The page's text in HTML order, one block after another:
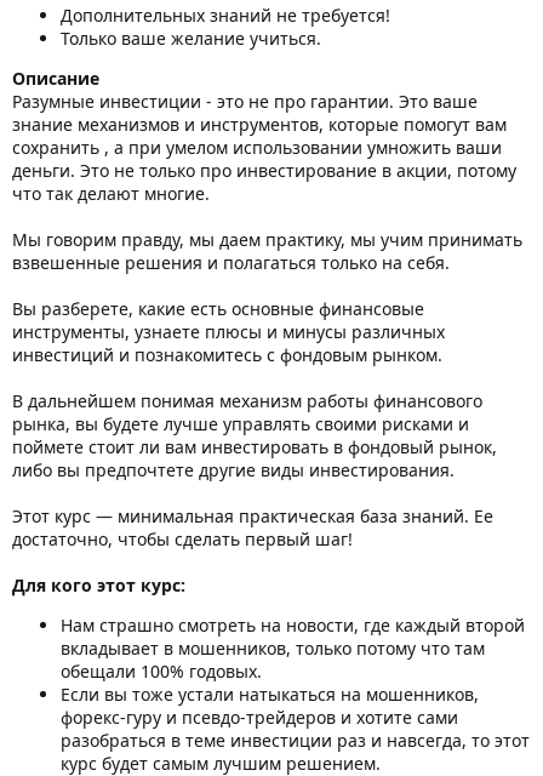
Дополнительных знаний не требуется!
Только ваше желание учиться.
Описание
Разумные инвестиции - это не про гарантии. Это ваше
знание механизмов и инструментов, которые помогут вам
сохранить , а при умелом использовании умножить ваши
деньги. Это не только про инвестирование в акции, потому
что так делают многие.
Мы говорим правду, мы даем практику, мы учим принимать
взвешенные решения и полагаться только на себя.
Вы разберете, какие есть основные финансовые
инструменты, узнаете плюсы и минусы различных
инвестиций и познакомитесь с фондовым рынком.
В дальнейшем понимая механизм работы финансового
рынка, вы будете лучше управлять своими рисками и
поймете стоит ли вам инвестировать в фондовый рынок,
либо вы предпочтете другие виды инвестирования.
Этот курс — минимальная практическая база знаний. Ее
достаточно, чтобы сделать первый шаг!
Для кого этот курс:
Нам страшно смотреть на новости, где каждый второй
вкладывает в мошенников, только потому что там
обещали 100% годовых.
Если вы тоже устали натыкаться на мошенников,
форекс-гуру и псевдо-трейдеров и хотите сами
разобраться в теме инвестиции раз и навсегда, то этот
курс будет самым лучшим решением.